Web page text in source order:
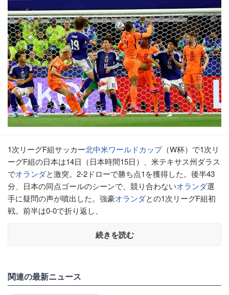
1次リーグF組サッカー北中米ワールドカップ（W杯）で1次リ
ーグF組の日本は14日（日本時間15日）、米テキサス州ダラス
でオランダと激突。2-2ドローで勝ち点1を獲得した。後半43
分、日本の同点ゴールのシーンで、競り合わないオランダ選
手に疑問の声が噴出した。強豪オランダとの1次リーグF組初
戦。前半は0-0で折り返し、
続きを読む
関連の最新ニュース